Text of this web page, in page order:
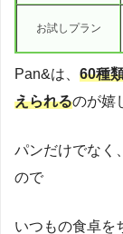
お試しプラン
Pan&は、 60種
えられるのが嬉
パンだけでなく
ので
いつもの食卓を